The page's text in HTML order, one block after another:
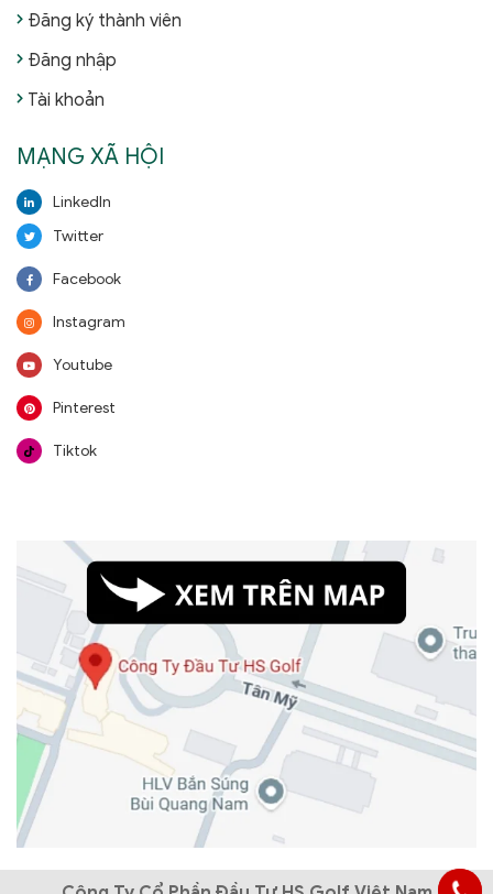
Đăng ký thành viên
Đăng nhập
Tài khoản
MẠNG XÃ HỘI
LinkedIn
Twitter
Facebook
Instagram
Youtube
Pinterest
Tiktok